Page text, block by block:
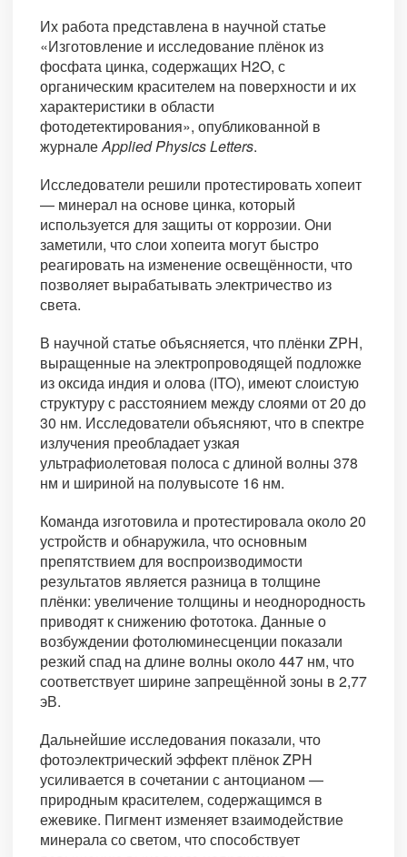
Их работа представлена в научной статье
«Изготовление и исследование плёнок из
фосфата цинка, содержащих H2O, с
органическим красителем на поверхности и их
характеристики в области
фотодетектирования», опубликованной в
журналеApplied Physics Letters.
Исследователи решили протестировать хопеит
— минерал на основе цинка, который
используется для защиты от коррозии. Они
заметили, что слои хопеита могут быстро
реагировать на изменение освещённости, что
позволяет вырабатывать электричество из
света.
В научной статье объясняется, что плёнки ZPH,
выращенные на электропроводящей подложке
из оксида индия и олова (ITO), имеют слоистую
структуру с расстоянием между слоями от 20 до
30 нм. Исследователи объясняют, что в спектре
излучения преобладает узкая
ультрафиолетовая полоса с длиной волны 378
нм и шириной на полувысоте 16 нм.
Команда изготовила и протестировала около 20
устройств и обнаружила, что основным
препятствием для воспроизводимости
результатов является разница в толщине
плёнки: увеличение толщины и неоднородность
приводят к снижению фототока. Данные о
возбуждении фотолюминесценции показали
резкий спад на длине волны около 447 нм, что
соответствует ширине запрещённой зоны в 2,77
эВ.
Дальнейшие исследования показали, что
фотоэлектрический эффект плёнок ZPH
усиливается в сочетании с антоцианом —
природным красителем, содержащимся в
ежевике. Пигмент изменяет взаимодействие
минерала со светом, что способствует